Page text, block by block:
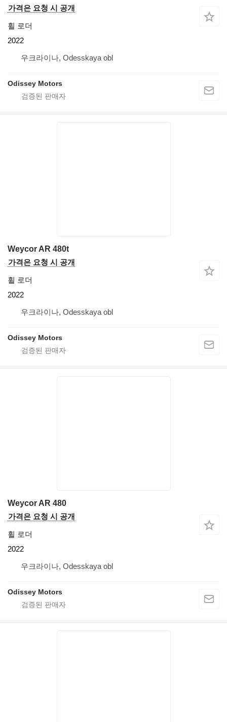
가격은 요청 시 공개
휠 로더
2022
우크라이나, Odesskaya obl
Odissey Motors
Weycor AR 480t
가격은 요청 시 공개
휠 로더
2022
우크라이나, Odesskaya obl
Odissey Motors
Weycor AR 480
가격은 요청 시 공개
휠 로더
2022
우크라이나, Odesskaya obl
Odissey Motors